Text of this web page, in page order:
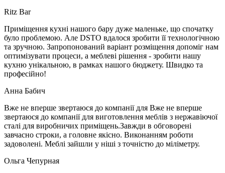
Ritz Bar
Приміщення кухні нашого бару дуже маленьке, що спочатку
було проблемою. Але DSTO вдалося зробити її технологічною
та зручною. Запропонований варіант розміщення допоміг нам
оптимізувати процеси, а меблеві рішення - зробити нашу
кухню унікальною, в рамках нашого бюджету. Швидко та
професійно!
Анна Бабич
Вже не вперше звертаюся до компанії для Вже не вперше
звертаюся до компанії для виготовлення меблів з нержавіючої
сталі для виробничих приміщень.Завжди в обговорені
завчасно строки, а головне якісно. Виконанням роботи
задоволені. Меблі зайшли у ніші з точністю до міліметру.
Ольга Чепурная